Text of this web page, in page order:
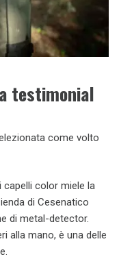
testimonial
come volto
color miele la
di Cesenatico
di metal-detector.
alla mano, è una delle